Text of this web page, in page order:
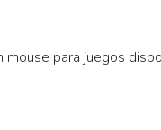
para juegos